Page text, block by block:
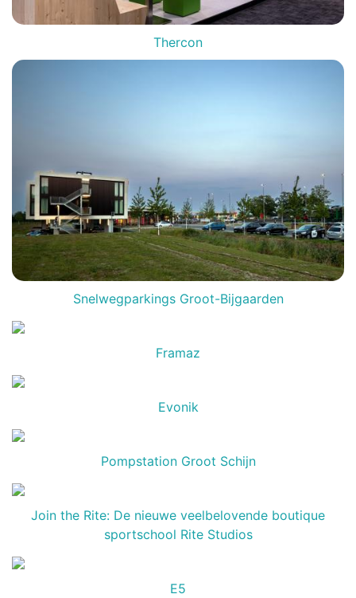
Thercon
Snelwegparkings Groot-Bijgaarden
Framaz
Evonik
Pompstation Groot Schijn
Join the Rite: De nieuwe veelbelovende boutique
sportschool Rite Studios
E5